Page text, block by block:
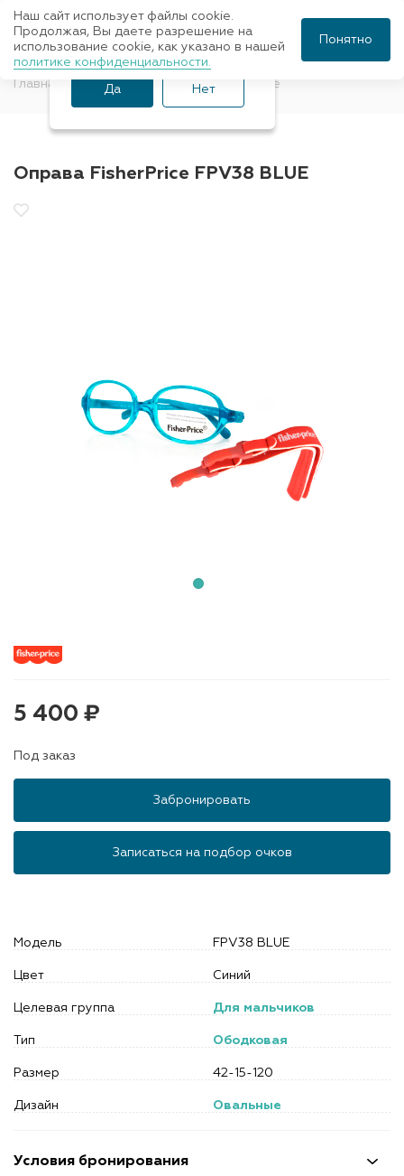
Главная Оправы для очков FisherPrice
Оправа FisherPrice FPV38 BLUE
Условия бронирования
5 400 ₽
Под заказ
Забронировать
Записаться на подбор очков
Модель FPV38 BLUE
Цвет Синий
Целевая группа Для мальчиков
Тип Ободковая
Размер 42-15-120
Дизайн Овальные
Ваш город Санкт-
Петербург?
Да Нет
Наш сайт использует файлы cookie.
Продолжая, Вы даете разрешение на
использование cookie, как указано в нашей
политике конфиденциальности.
Понятно